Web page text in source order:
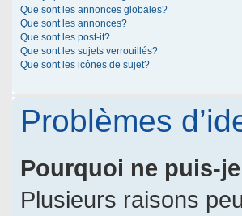
Que sont les annonces globales?
Que sont les annonces?
Que sont les post-it?
Que sont les sujets verrouillés?
Que sont les icônes de sujet?
Problèmes
Pourquoi ne puis-
Plusieurs raisons